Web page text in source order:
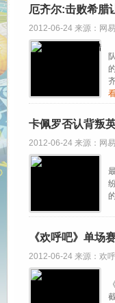
厄齐尔:击败希腊
2012-06-24 来源：网
卡佩罗否认背叛
2012-06-24 来源：网
《欢呼吧》单场
2012-06-24 来源：欢